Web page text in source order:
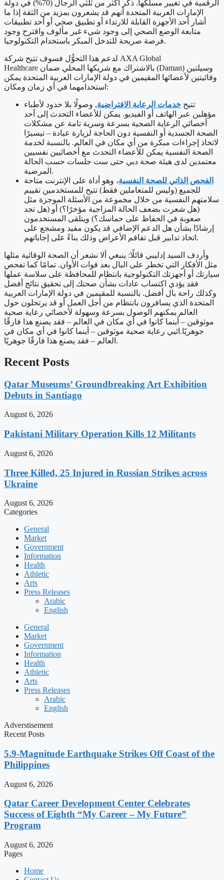
الرقمية في تغيير مسلكها. ذكر أكثر من ثلثي الرجال (70%) في دولة
الإمارات العربية المتحدة أنهم قد يشعرون بمزيد من الثقة إذا ما
أشار أحد الأجهزة القابلة للارتداء أو تطبيق صحي أو أحد تطبيقات
متابعة الوضع الصحي إلى وجود شيء غير مألوف واقترح وجود
فرصة صريحة للتدخل المبكر باستخدام التكنولوجيا.
لدعم هذا التحوُّل فسوف تتيح شركة AXA Global
Healthcare بالاشتراك مع شريكها المحلي ضمان (Daman) وسيلتين
وقائيتين لأعضائها المقيمين في دولة الإمارات العربية المتحدة يمكن
استخدامهما في أي زمان ومكان:
تتيح خدمات الرعاية الافتراضية, وصولًا بلا حدود لأطباء
مؤهلين عبر الهاتف أو الفيديو. يمكن للأعضاء التحدث إلى أحد
أخصائي الرعاية الصحية بسرعة وسرية تامة عن مشكلات
الصحة الجسدية أو النفسية دون الحاجة لزيارة عيادة – تيسيرًا
لاتخاذ إجراءات مبكرة من أي مكان في العالم. بالنسبة لخدمة
الصحة النفسية يمكن للأعضاء التحدث مع أخصائيين نفسيين
معتمدين لدى هيئة صحة دبي حتى ست جلسات حسب الحالة
المرضية.
الفحص الذاتي للصحة النفسية، وهو أداة على الإنترنت متاحة
للجميع (وليس للمتعاملين فقط) تتيح للمستخدمين تقييم
سلامتهم النفسية من خلال مجموعة من الأسئلة الموجزة مثل
(هل شعرت بضعف الحالة المزاجية مؤخرًا؟) أو (هل تجد
صعوبة في الحفاظ على حماسك؟) ويتلقى المستخدمون
إرشادًا بشأن هل الدعم الإضافي قد يكون مفيد ومشجع على
اتخاذ تدابير قبل تفاقم الأعراض وذلك بناءً على إجاباتهم.
وأردف السيد إدليبي قائلًا: ينبغي ألا نشعر أن الصحة الوقائية مثلها
مثل الأفكار التي تخطر على البال بعد فوات الأوان. تمامًا كما تفحص
سيارتك أو أجهزتك التكنولوجية بانتظام للمحافظة على سلاسة عملها
فقد يؤدي اكتساب عادات بشأن صحتك إلى تحقيق نتائج أفضل
وكذلك راحة بال أفضل. بالنسبة للمقيمين في دولة الإمارات العربية
المتحدة الذي يسافرون بانتظام من أجل العمل أو قد يرتحلون حول
العالم يمكنهم الوصول بسرعة وسهولة لأخصائي رعاية صحية
موثوقين – أينما كانوا في أي مكان في العالم – فقد يصنع هذا فارقًا
جوهريًا.ائيي رعاية صحية موثوقين – أينما كانوا في أي مكان في
العالم – فقد يصنع هذا فارقًا جوهريًا.
Recent Posts
Qatar Museums’ Groundbreaking Art Exhibition
Debuts in Santiago
August 6, 2026
Pakistani Military Operation Kills 12 Militants
August 6, 2026
Three Killed, 25 Injured in Russian Strikes across
Ukraine
August 6, 2026
Categories
General
Market
Government
Information
Health
Athletic
Arts
Press Releases
Arabic
English
General
Market
Government
Information
Health
Athletic
Arts
Press Releases
Arabic
English
Adverstisement
Recent Posts
5.9-Magnitude Earthquake Strikes Off Coast of the
Philippines
August 6, 2026
Qatar Career Development Center Celebrates
Success of Eighth “My Career – My Future”
Program
August 6, 2026
Pages
Home